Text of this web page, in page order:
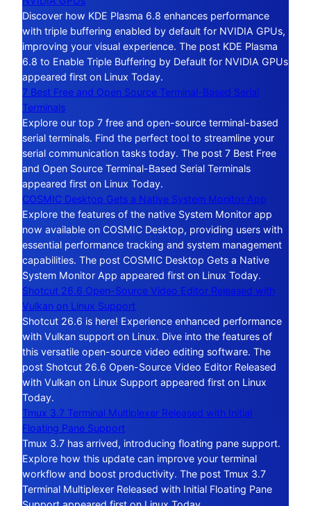
Discover how KDE Plasma 6.8 enhances performance
with triple buffering enabled by default for NVIDIA GPUs,
improving your visual experience. The post KDE Plasma
6.8 to Enable Triple Buffering by Default for NVIDIA GPUs
appeared first on Linux Today.
7 Best Free and Open Source Terminal-Based Serial
Terminals
Explore our top 7 free and open-source terminal-based
serial terminals. Find the perfect tool to streamline your
serial communication tasks today. The post 7 Best Free
and Open Source Terminal-Based Serial Terminals
appeared first on Linux Today.
COSMIC Desktop Gets a Native System Monitor App
Explore the features of the native System Monitor app
now available on COSMIC Desktop, providing users with
essential performance tracking and system management
capabilities. The post COSMIC Desktop Gets a Native
System Monitor App appeared first on Linux Today.
Shotcut 26.6 Open-Source Video Editor Released with
Vulkan on Linux Support
Shotcut 26.6 is here! Experience enhanced performance
with Vulkan support on Linux. Dive into the features of
this versatile open-source video editing software. The
post Shotcut 26.6 Open-Source Video Editor Released
with Vulkan on Linux Support appeared first on Linux
Today.
Tmux 3.7 Terminal Multiplexer Released with Initial
Floating Pane Support
Tmux 3.7 has arrived, introducing floating pane support.
Explore how this update can improve your terminal
workflow and boost productivity. The post Tmux 3.7
Terminal Multiplexer Released with Initial Floating Pane